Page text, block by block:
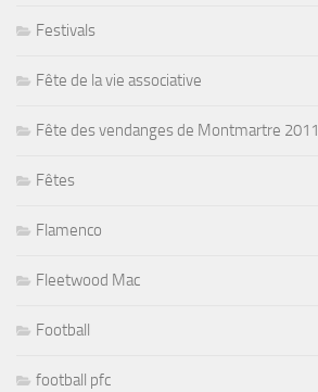
Festivals
Fête de la vie associative
Fête des vendanges de Montmartre 2011
Fêtes
Flamenco
Fleetwood Mac
Football
football pfc